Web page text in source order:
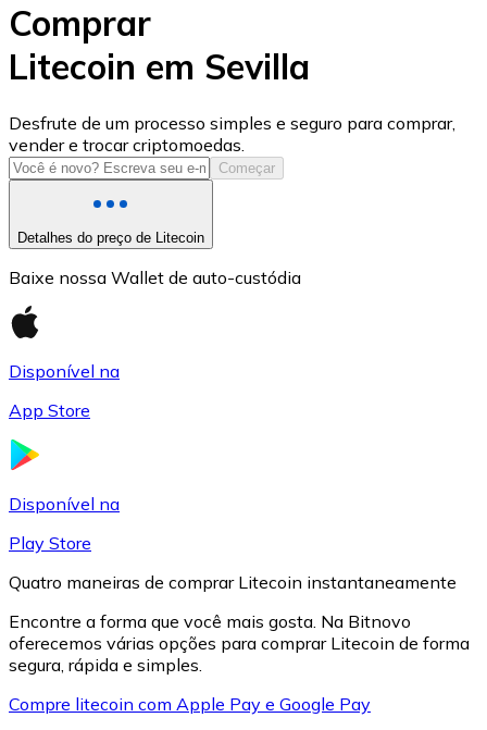
USD Coin
USDC
Comprar
Litecoin em Sevilla
Desfrute de um processo simples e seguro para comprar,
vender e trocar criptomoedas.
Começar
Detalhes do preço de Litecoin
Baixe nossa Wallet de auto-custódia
Disponível na
App Store
Disponível na
Play Store
Quatro maneiras de comprar Litecoin instantaneamente
Encontre a forma que você mais gosta. Na Bitnovo
oferecemos várias opções para comprar Litecoin de forma
segura, rápida e simples.
Compre litecoin com Apple Pay e Google Pay